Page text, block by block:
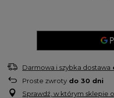
Darmowa i szybka dostawa
Proste zwroty do 30 dni
Sprawdź, w którym sklepie